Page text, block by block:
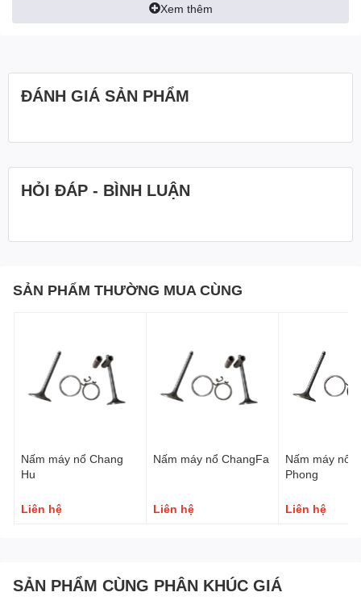
Xem thêm
ĐÁNH GIÁ SẢN PHẨM
HỎI ĐÁP - BÌNH LUẬN
SẢN PHẨM THƯỜNG MUA CÙNG
Nấm máy nổ Chang
Hu
Liên hệ
Nấm máy nổ ChangFa
Liên hệ
Nấm máy nổ
Phong
Liên hệ
SẢN PHẨM CÙNG PHÂN KHÚC GIÁ